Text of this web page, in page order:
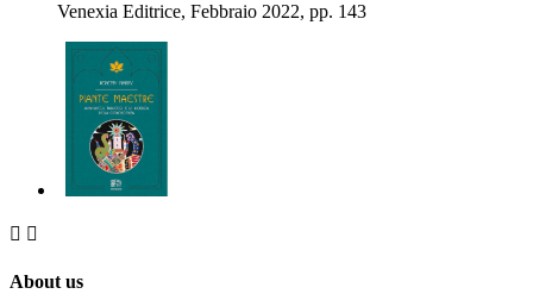
Venexia Editrice, Febbraio 2022, pp. 143
 
About us